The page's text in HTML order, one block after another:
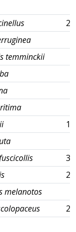
temminckii
melanotos